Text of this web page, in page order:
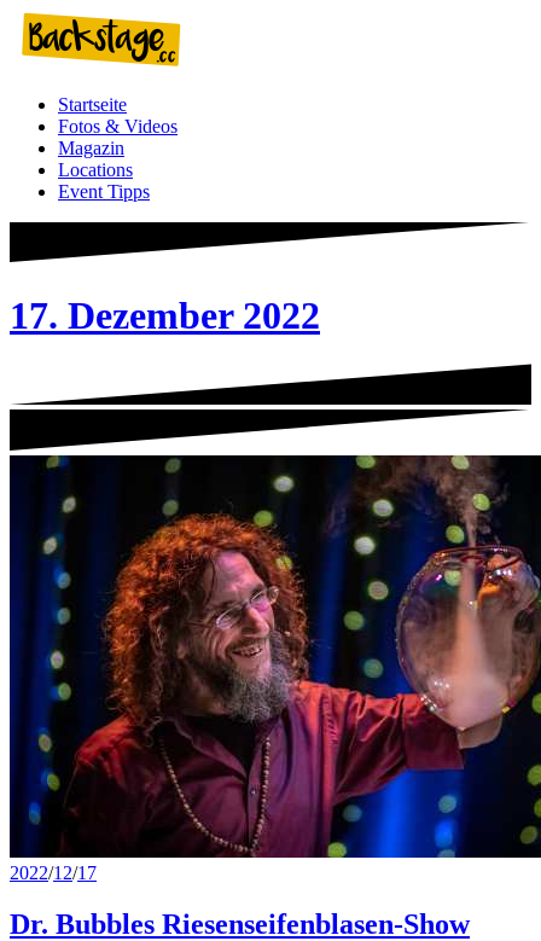
Zum
Inhalt
springen
Startseite
Fotos & Videos
Magazin
Locations
Event Tipps
17. Dezember 2022
2022/12/17
Dr. Bubbles Riesenseifenblasen-Show